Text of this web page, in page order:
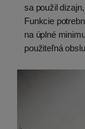
sa použil
Funkcie
na úplné
použiteľná